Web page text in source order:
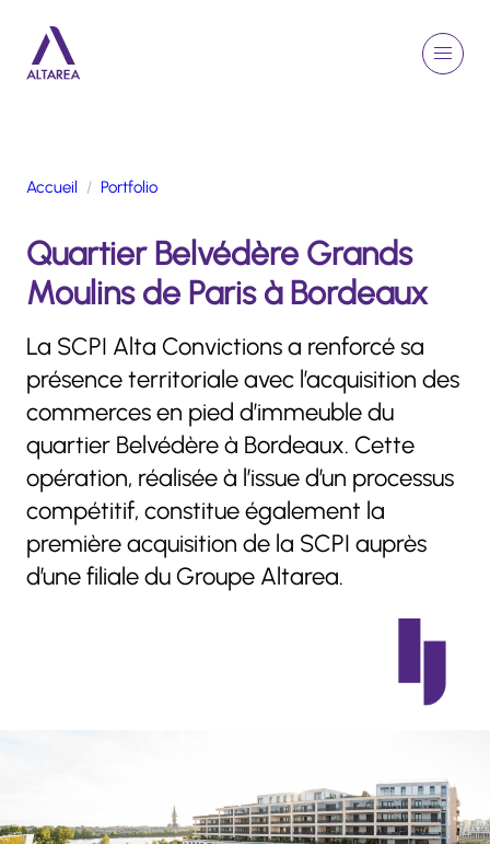
Menu
ACTIVITÉS
ENGAGEMENTS
TALENTS
FINANCE
NEWSROOM
PORTFOLIO
Rechercher
Accueil Portfolio
Quartier Belvédère Grands
Moulins de Paris à Bordeaux
La SCPI Alta Convictions a renforcé sa
présence territoriale avec l’acquisition des
commerces en pied d’immeuble du
quartier Belvédère à Bordeaux. Cette
opération, réalisée à l’issue d’un processus
compétitif, constitue également la
première acquisition de la SCPI auprès
d’une filiale du Groupe Altarea.